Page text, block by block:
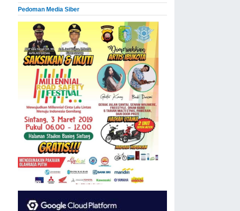
Pedoman Media Siber